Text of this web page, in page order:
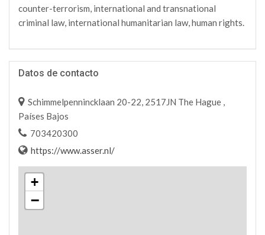
counter-terrorism, international and transnational
criminal law, international humanitarian law, human rights.
Datos de contacto
Schimmelpennincklaan 20-22, 2517JN The Hague ,
Países Bajos
703420300
https://www.asser.nl/
+
−